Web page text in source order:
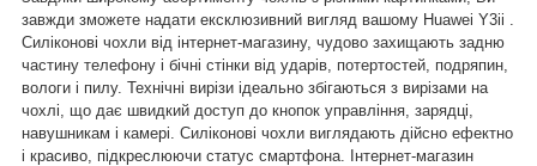
завжди зможете надати ексклюзивний вигляд вашому Huawei Y3ii .
Силіконові чохли від інтернет-магазину, чудово захищають задню
частину телефону і бічні стінки від ударів, потертостей, подряпин,
вологи і пилу. Технічні вирізи ідеально збігаються з вирізами на
чохлі, що дає швидкий доступ до кнопок управління, зарядці,
навушникам і камері. Силіконові чохли виглядають дійсно ефектно
і красиво, підкреслюючи статус смартфона. Інтернет-магазин